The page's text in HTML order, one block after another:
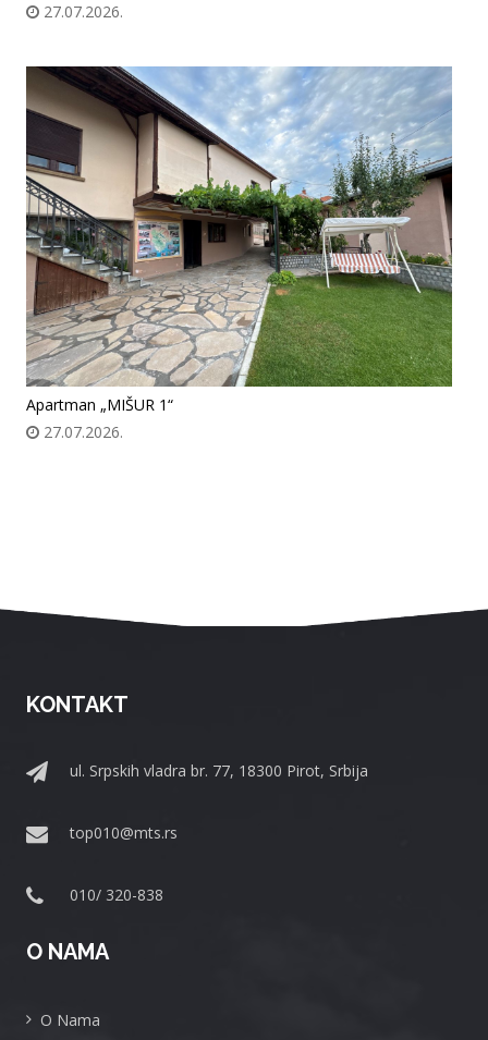
27.07.2026.
Apartman „MIŠUR 1“
27.07.2026.
KONTAKT
ul. Srpskih vladra br. 77, 18300 Pirot, Srbija
top010@mts.rs
010/ 320-838
O NAMA
O Nama